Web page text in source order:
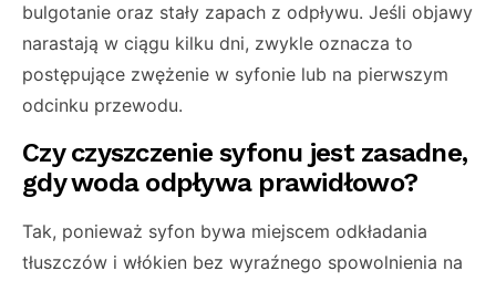
bulgotanie oraz stały zapach z odpływu. Jeśli objawy
narastają w ciągu kilku dni, zwykle oznacza to
postępujące zwężenie w syfonie lub na pierwszym
odcinku przewodu.
Czy czyszczenie syfonu jest zasadne,
gdy woda odpływa prawidłowo?
Tak, ponieważ syfon bywa miejscem odkładania
tłuszczów i włókien bez wyraźnego spowolnienia na